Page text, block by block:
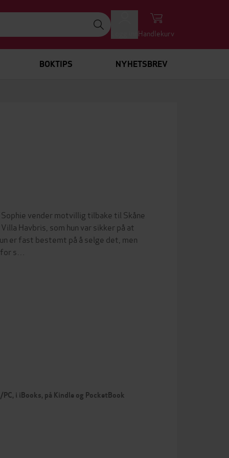
Handlekurv
BOKTIPS NYHETSBREV
vender motvillig tilbake til Skåne
Havbris, som hun var sikker på at
er fast bestemt på å selge det, men
s…
i iBooks, på Kindle og PocketBook